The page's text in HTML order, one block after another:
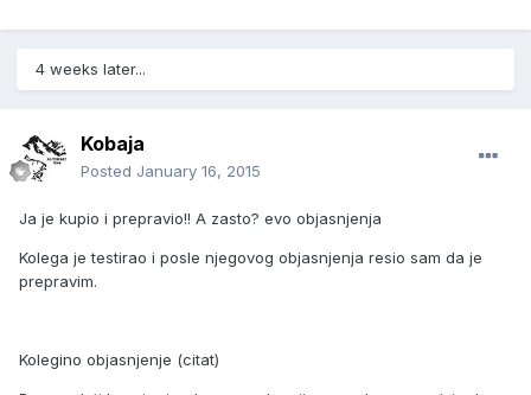
4 weeks later...
Kobaja
Posted January 16, 2015
Ja je kupio i prepravio!! A zasto? evo objasnjenja
Kolega je testirao i posle njegovog objasnjenja resio sam da je
prepravim.
Kolegino objasnjenje (citat)